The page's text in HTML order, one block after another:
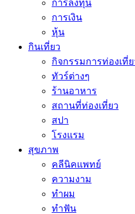
การลงทุน
การเงิน
หุ้น
กินเที่ยว
กิจกรรมการท่องเที่ย
ทัวร์ต่างๆ
ร้านอาหาร
สถานที่ท่องเที่ยว
สปา
โรงแรม
สุขภาพ
คลีนิคแพทย์
ความงาม
ทำผม
ทำฟัน